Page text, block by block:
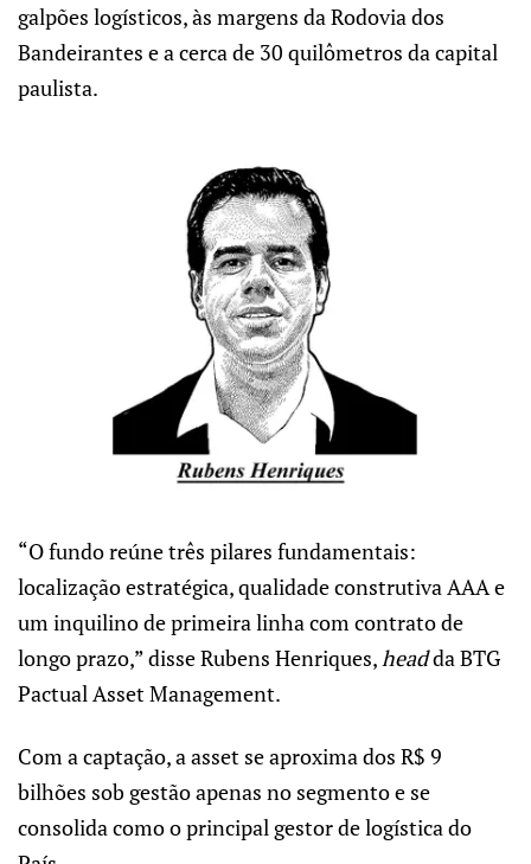
galpões logísticos, às margens da Rodovia dos
Bandeirantes e a cerca de 30 quilômetros da capital
paulista.
“O fundo reúne três pilares fundamentais:
localização estratégica, qualidade construtiva AAA e
um inquilino de primeira linha com contrato de
longo prazo,” disse Rubens Henriques,headda BTG
Pactual Asset Management.
Com a captação, a asset se aproxima dos R$ 9
bilhões sob gestão apenas no segmento e se
consolida como o principal gestor de logística do